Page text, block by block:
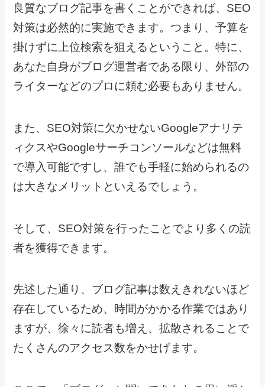
良質なブログ記事を書くことができれば、SEO
対策は必然的に実施できます。つまり、予算を
掛けずに上位検索を狙えるということ。特に、
あなた自身がブログ運営者である限り、外部の
ライターなどのプロに頼む必要もありません。
また、SEO対策に欠かせないGoogleアナリテ
ィクスやGoogleサーチコンソールなどは無料
で導入可能ですし、誰でも手軽に始められるの
は大きなメリットといえるでしょう。
そして、SEO対策を行ったことでより多くの読
者を獲得できます。
先述した通り、ブログ記事は数えきれないほど
存在しているため、時間がかかる作業ではあり
ますが、徐々に読者も増え、拡散されることで
たくさんのアクセス数をかせげます。